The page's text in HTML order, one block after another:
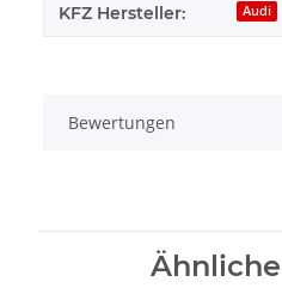
KFZ Hersteller: Audi
Bewertungen